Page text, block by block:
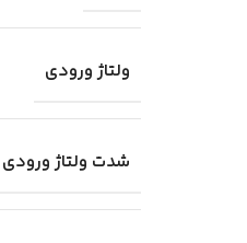
ولتاژ ورودی
شدت ولتاژ ورودی